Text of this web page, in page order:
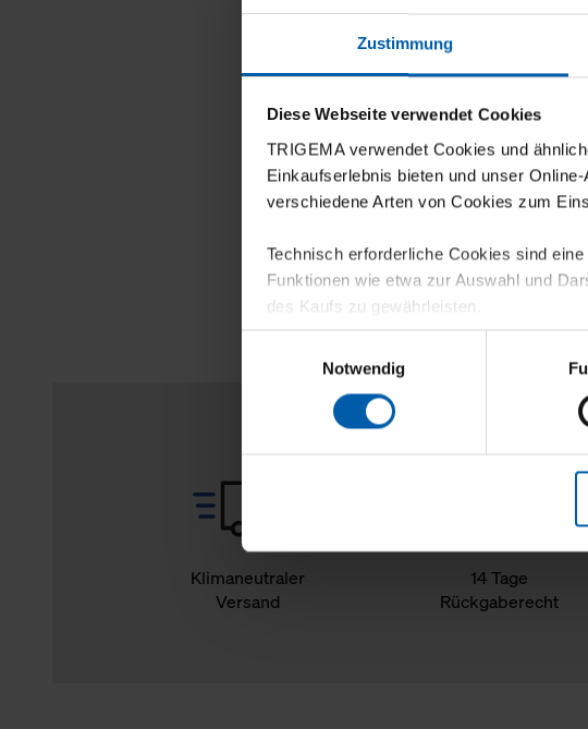
Zustimmung
Diese Webseite verwendet Cookies
TRIGEMA verwendet Cookies und
Einkaufserlebnis bieten und unser
verschiedene Arten von Cookies zum
Technisch erforderliche Cookies sind
Funktionen wie etwa zur Auswahl und
des Kaufs zu gewährleisten.
Für die Darstellung personalisierter
sowie für Marketing-, Statistik- und
personenbezogene Informationen.
Klicken Sie auf "Alle erlauben", damit wir
verwenden dürfen. Über die jeweiligen
Notwendig
Klimaneutraler
Versand
14 Tage
Rückgaberecht